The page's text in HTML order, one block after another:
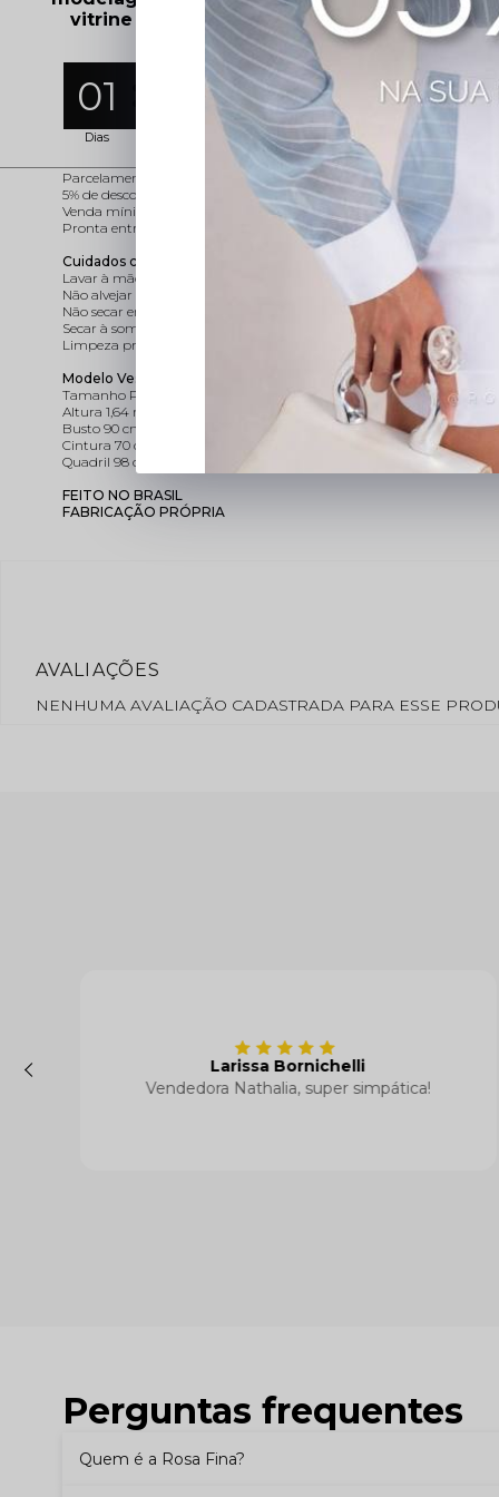
Assinatura Rosa Fina em caimento e acabamento
Ideal para encontros sociais e confraternizações
Perfeito para o dia a dia elegante
Opção moderna para jantares e eventos
Versátil para vitrines que valorizam moda de qualidade
Condições para Revenda
Conjunto de alfaiataria com blusa em viés e ilhós e short de
Parcelamento em até 3x sem juros
5% de desconto no Pix para pedidos acima de 10 peças variadas
Venda mínima de 6 peças
Pronta entrega no site oficial ou nas lojas físicas Rosa Fina
Cuidados com a Peça
Lavar à mão
Não alvejar
Não secar em tambor
Secar à sombra na horizontal
Limpeza profissional P suave
Modelo Veste
Tamanho P
Altura 1,64 m
Busto 90 cm
Cintura 70 cm
Quadril 98 cm
FEITO NO BRASIL
FABRICAÇÃO PRÓPRIA
NENHUMA AVALIAÇÃO CADASTRADA PARA ESSE
Larissa Bornichelli
Vendedora Nathalia, super simpática!
Perguntas frequentes
Quem é a Rosa Fina?
vitrine e surpreender suas
clientes.
01
Dias
44
Minutos
22
Segundos